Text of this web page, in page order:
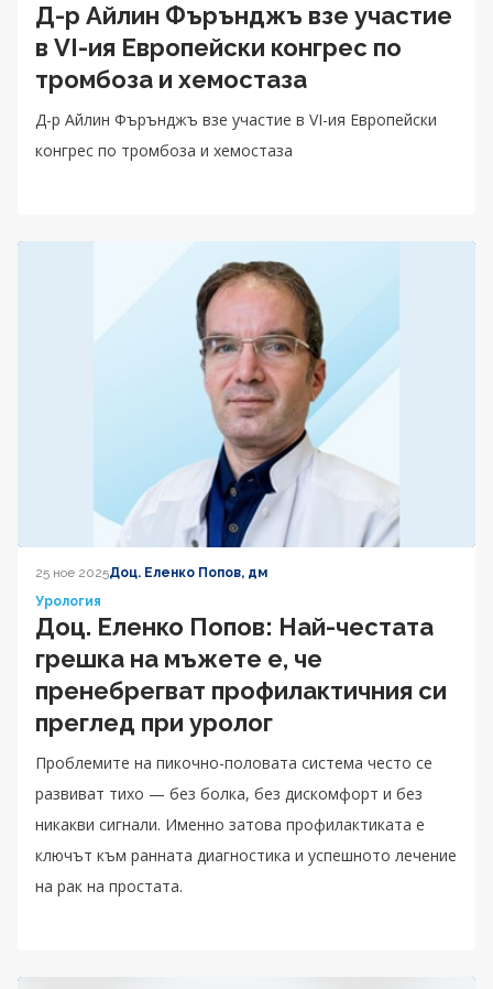
Д-р Айлин Фърънджъ взе участие
в VI-ия Европейски конгрес по
тромбоза и хемостаза
Д-р Айлин Фърънджъ взе участие в VI-ия Европейски
конгрес по тромбоза и хемостаза
25 ное 2025Доц. Еленко Попов, дм
Урология
Доц. Еленко Попов: Най-честата
грешка на мъжете е, че
пренебрегват профилактичния си
преглед при уролог
Проблемите на пикочно-половата система често се
развиват тихо — без болка, без дискомфорт и без
никакви сигнали. Именно затова профилактиката е
ключът към ранната диагностика и успешното лечение
на рак на простата.